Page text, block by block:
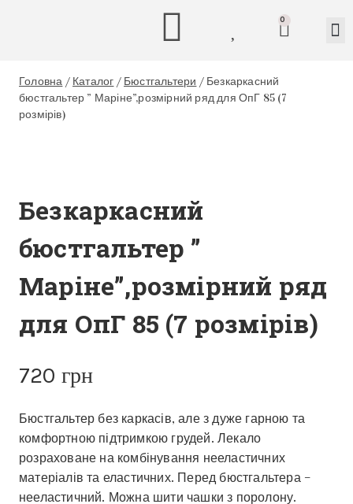
0
Головна / Каталог / Бюстгальтери / Безкаркасний
бюстгальтер ” Маріне”,розмірний ряд для ОпГ 85 (7
розмірів)
Безкаркасний
бюстгальтер ”
Маріне”,розмірний ряд
для ОпГ 85 (7 розмірів)
720 грн
Бюстгальтер без каркасів, але з дуже гарною та
комфортною підтримкою грудей. Лекало
розраховане на комбінування нееластичних
матеріалів та еластичних. Перед бюстгальтера –
нееластичний. Можна шити чашки з поролону.